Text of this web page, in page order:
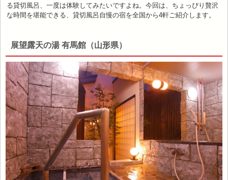
る貸切風呂、一度は体験してみたいですよね。今回は、ちょっぴり贅沢
な時間を堪能できる、貸切風呂自慢の宿を全国から4軒ご紹介します。
展望露天の湯 有馬館（山形県）